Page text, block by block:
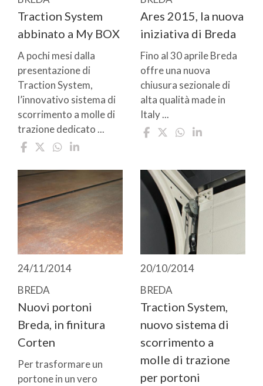
Traction System
abbinato a My BOX
A pochi mesi dalla
presentazione di
Traction System,
l’innovativo sistema di
scorrimento a molle di
trazione dedicato ...
Ares 2015, la nuova
iniziativa di Breda
Fino al 30 aprile Breda
offre una nuova
chiusura sezionale di
alta qualità made in
Italy ...
24/11/2014
BREDA
Nuovi portoni
Breda, in finitura
Corten
Per trasformare un
portone in un vero
20/10/2014
BREDA
Traction System,
nuovo sistema di
scorrimento a
molle di trazione
per portoni